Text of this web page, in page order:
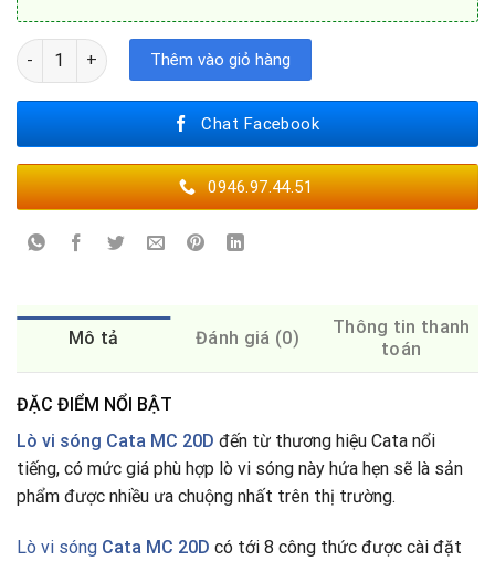
LÒ VI SÓNG CATA MC 20D số lượng
Thêm vào giỏ hàng
Chat Facebook
0946.97.44.51
Mô tả Đánh giá (0)
Thông tin thanh
toán
ĐẶC ĐIỂM NỔI BẬT
Lò vi sóng Cata MC 20D đến từ thương hiệu Cata nổi
tiếng, có mức giá phù hợp lò vi sóng này hứa hẹn sẽ là sản
phẩm được nhiều ưa chuộng nhất trên thị trường.
Lò vi sóng Cata MC 20D có tới 8 công thức được cài đặt